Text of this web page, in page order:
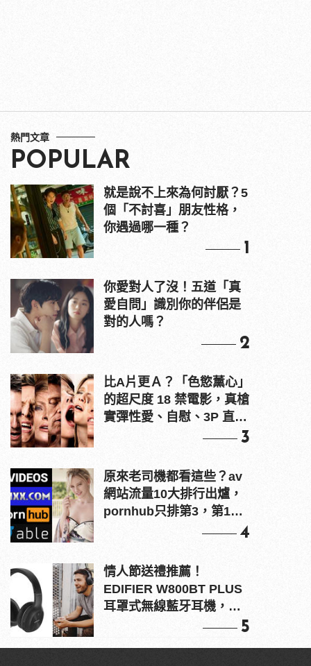
熱門文章
POPULAR
就是說不上來為何討厭？5
個「不討喜」朋友性格，
你遇過哪一種？
1
你愛對人了沒！五道「真
愛自問」識別你的伴侶是
對的人嗎？
2
比A片更Ａ？「色慾薰心」
的超尺度 18 禁電影，真槍
實彈性愛、自慰、3P 直接
3
原來老司機都看這些？av
網站流量10大排行出爐，
pornhub只排第3，第1名
4
情人節送禮推薦！
EDIFIER W800BT PLUS
耳罩式無線藍牙耳機，在
5